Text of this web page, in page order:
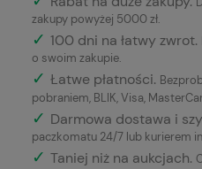
zakupy powyżej 5000 zł.
✓ 100 dni na łatwy zwrot.
o swoim zakupie.
✓ Łatwe płatności.
pobraniem, BLIK, Visa,
✓ Darmowa dostawa i
paczkomatu 24/7 lub kurierem
✓ Taniej niż na aukcjach.